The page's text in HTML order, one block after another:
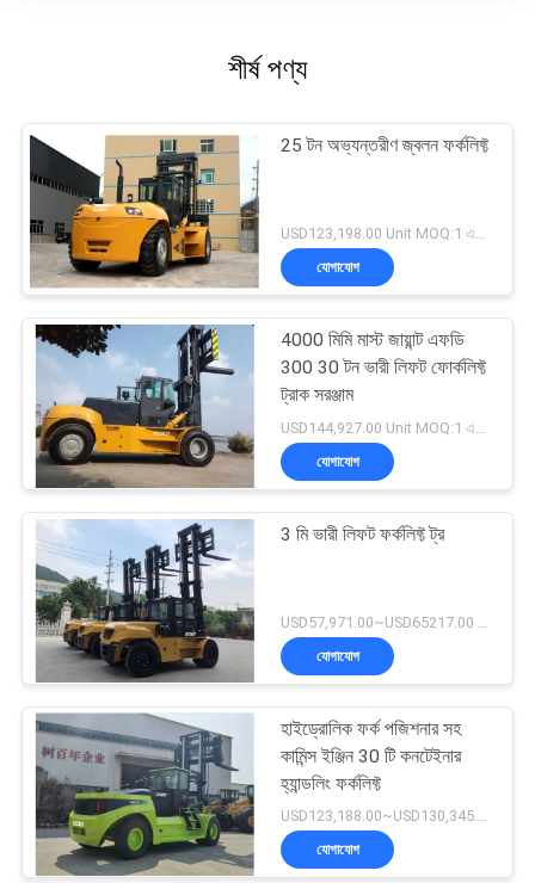
শীর্ষ পণ্য
25 টন অভ্যন্তরীণ জ্বলন ফর্কলিফ্ট
USD123,198.00 Unit MOQ:1 একক
যোগাযোগ
4000 মিমি মাস্ট জায়ান্ট এফডি
300 30 টন ভারী লিফট ফোর্কলিফ্ট
ট্রাক সরঞ্জাম
যোগাযোগ
3 মি ভারী লিফট ফর্কলিফ্ট ট্র
যোগাযোগ
হাইড্রোলিক ফর্ক পজিশনার সহ
কামিন্স ইঞ্জিন 30 টি কনটেইনার
হ্যান্ডলিং ফর্কলিফ্ট
USD123,188.00~USD130,345.00/ Unit MOQ:1 একক
যোগাযোগ